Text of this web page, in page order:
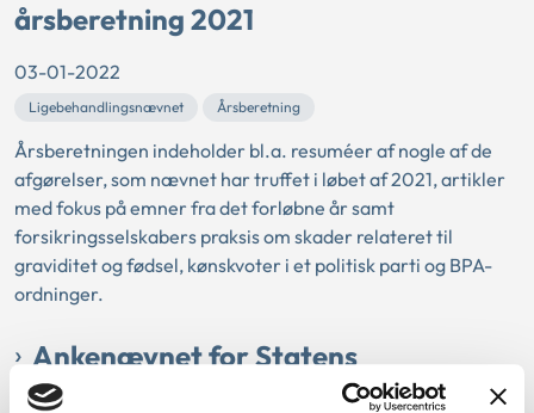
årsberetning 2021
03-01-2022
Ligebehandlingsnævnet Årsberetning
Årsberetningen indeholder bl.a. resuméer af nogle af de
afgørelser, som nævnet har truffet i løbet af 2021, artikler
med fokus på emner fra det forløbne år samt
forsikringsselskabers praksis om skader relateret til
graviditet og fødsel, kønskvoter i et politisk parti og BPA-
ordninger.
Ankenævnet for Statens
Uddannelsesstøtteordningers